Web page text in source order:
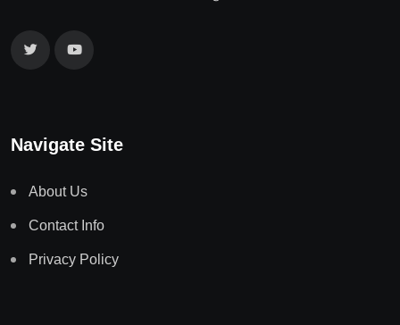
Navigate Site
About Us
Contact Info
Privacy Policy